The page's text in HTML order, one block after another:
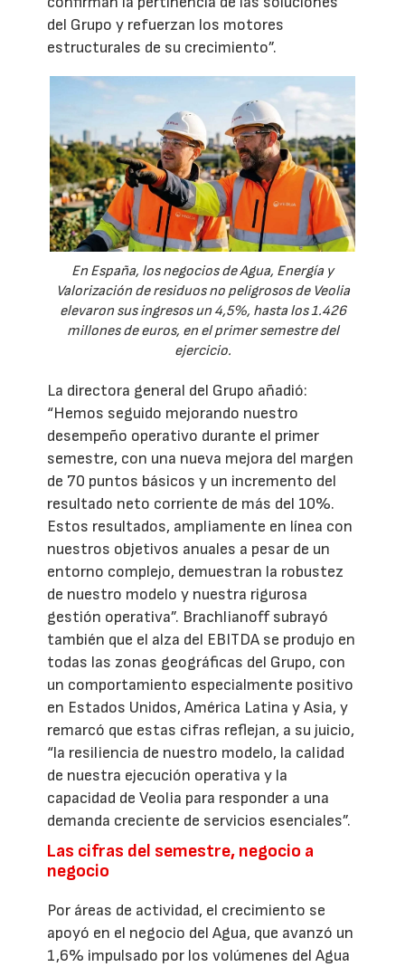
del Grupo y refuerzan los motores
estructurales de su crecimiento”.
En España, los negocios de Agua, Energía y
Valorización de residuos no peligrosos de Veolia
elevaron sus ingresos un 4,5%, hasta los 1.426
millones de euros, en el primer semestre del
ejercicio.
La directora general del Grupo añadió:
“Hemos seguido mejorando nuestro
desempeño operativo durante el primer
semestre, con una nueva mejora del margen
de 70 puntos básicos y un incremento del
resultado neto corriente de más del 10%.
Estos resultados, ampliamente en línea con
nuestros objetivos anuales a pesar de un
entorno complejo, demuestran la robustez
de nuestro modelo y nuestra rigurosa
gestión operativa”. Brachlianoff subrayó
también que el alza del EBITDA se produjo en
todas las zonas geográficas del Grupo, con
un comportamiento especialmente positivo
en Estados Unidos, América Latina y Asia, y
remarcó que estas cifras reflejan, a su juicio,
“la resiliencia de nuestro modelo, la calidad
de nuestra ejecución operativa y la
capacidad de Veolia para responder a una
demanda creciente de servicios esenciales”.
Las cifras del semestre, negocio a
negocio
Por áreas de actividad, el crecimiento se
apoyó en el negocio del Agua, que avanzó un
1,6% impulsado por los volúmenes del Agua